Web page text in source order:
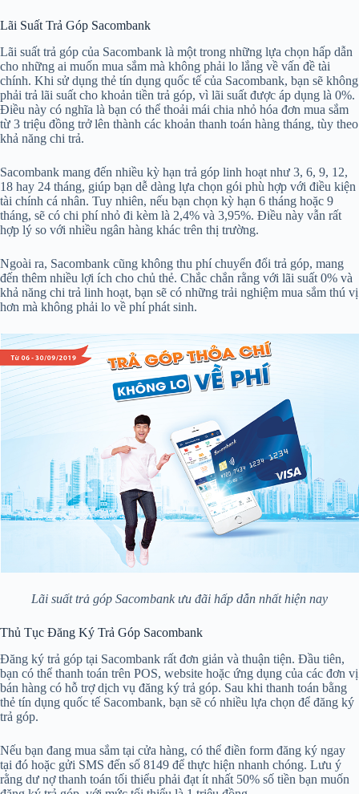
Lãi Suất Trả Góp Sacombank
Lãi suất trả góp của Sacombank là một trong những lựa chọn hấp dẫn
cho những ai muốn mua sắm mà không phải lo lắng về vấn đề tài
chính. Khi sử dụng thẻ tín dụng quốc tế của Sacombank, bạn sẽ không
phải trả lãi suất cho khoản tiền trả góp, vì lãi suất được áp dụng là 0%.
Điều này có nghĩa là bạn có thể thoải mái chia nhỏ hóa đơn mua sắm
từ 3 triệu đồng trở lên thành các khoản thanh toán hàng tháng, tùy theo
khả năng chi trả.
Sacombank mang đến nhiều kỳ hạn trả góp linh hoạt như 3, 6, 9, 12,
18 hay 24 tháng, giúp bạn dễ dàng lựa chọn gói phù hợp với điều kiện
tài chính cá nhân. Tuy nhiên, nếu bạn chọn kỳ hạn 6 tháng hoặc 9
tháng, sẽ có chi phí nhỏ đi kèm là 2,4% và 3,95%. Điều này vẫn rất
hợp lý so với nhiều ngân hàng khác trên thị trường.
Ngoài ra, Sacombank cũng không thu phí chuyển đổi trả góp, mang
đến thêm nhiều lợi ích cho chủ thẻ. Chắc chắn rằng với lãi suất 0% và
khả năng chi trả linh hoạt, bạn sẽ có những trải nghiệm mua sắm thú vị
hơn mà không phải lo về phí phát sinh.
Lãi suất trả góp Sacombank ưu đãi hấp dẫn nhất hiện nay
Thủ Tục Đăng Ký Trả Góp Sacombank
Đăng ký trả góp tại Sacombank rất đơn giản và thuận tiện. Đầu tiên,
bạn có thể thanh toán trên POS, website hoặc ứng dụng của các đơn vị
bán hàng có hỗ trợ dịch vụ đăng ký trả góp. Sau khi thanh toán bằng
thẻ tín dụng quốc tế Sacombank, bạn sẽ có nhiều lựa chọn để đăng ký
trả góp.
Nếu bạn đang mua sắm tại cửa hàng, có thể điền form đăng ký ngay
tại đó hoặc gửi SMS đến số 8149 để thực hiện nhanh chóng. Lưu ý
rằng dư nợ thanh toán tối thiểu phải đạt ít nhất 50% số tiền bạn muốn